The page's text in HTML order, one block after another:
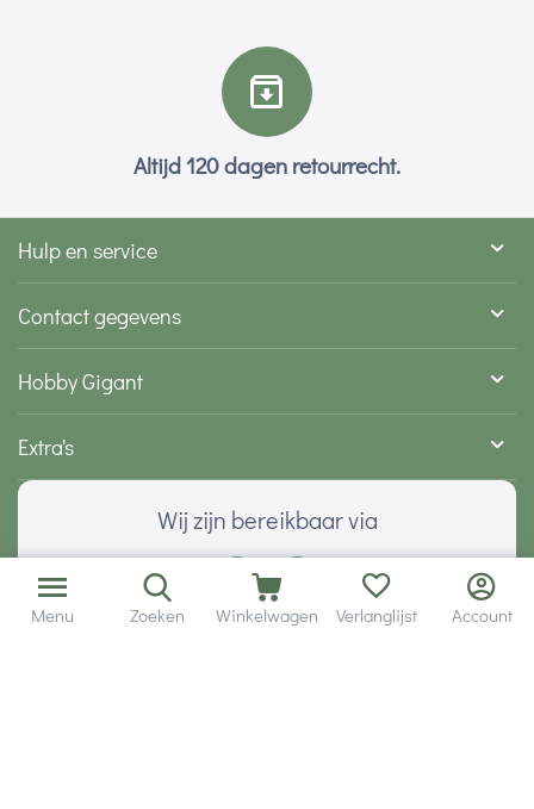
Altijd 120 dagen retourrecht.
Hulp en service
Contact gegevens
Hobby Gigant
Extra's
Wij zijn bereikbaar via
Menu Zoeken Winkelwagen Verlanglijst Account